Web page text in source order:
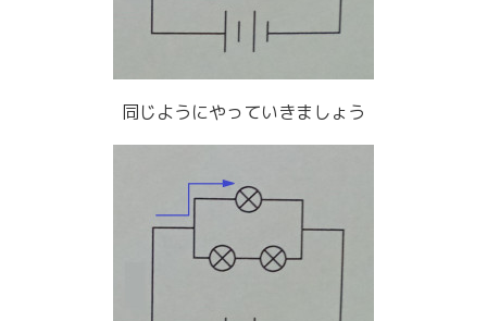
同じようにやっていきましょう